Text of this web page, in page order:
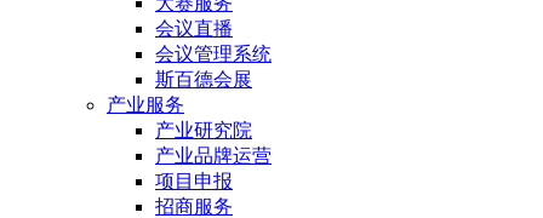
会议直播
会议管理系统
斯百德会展
产业服务
产业研究院
产业品牌运营
项目申报
招商服务